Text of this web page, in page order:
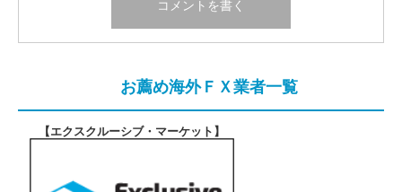
お薦め海外ＦＸ業者一覧
【エクスクルーシブ・マーケット 】